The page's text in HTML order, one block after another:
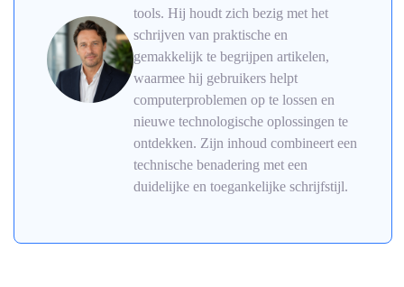
tools. Hij houdt zich bezig met het
schrijven van praktische en
gemakkelijk te begrijpen artikelen,
waarmee hij gebruikers helpt
computerproblemen op te lossen en
nieuwe technologische oplossingen te
ontdekken. Zijn inhoud combineert een
technische benadering met een
duidelijke en toegankelijke schrijfstijl.